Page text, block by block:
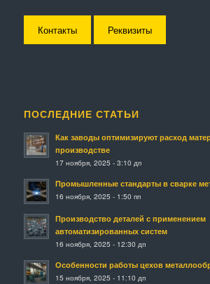
Контакты Реквизиты
ПОСЛЕДНИЕ СТАТЬИ
Как заводы оптимизируют расход
производстве
17 ноября, 2025 - 3:10 дп
Промышленные стандарты в сварке
16 ноября, 2025 - 1:50 пп
Производство деталей с применением
автоматизированных систем
16 ноября, 2025 - 12:30 дп
Особенности работы цехов
15 ноября, 2025 - 11:10 дп